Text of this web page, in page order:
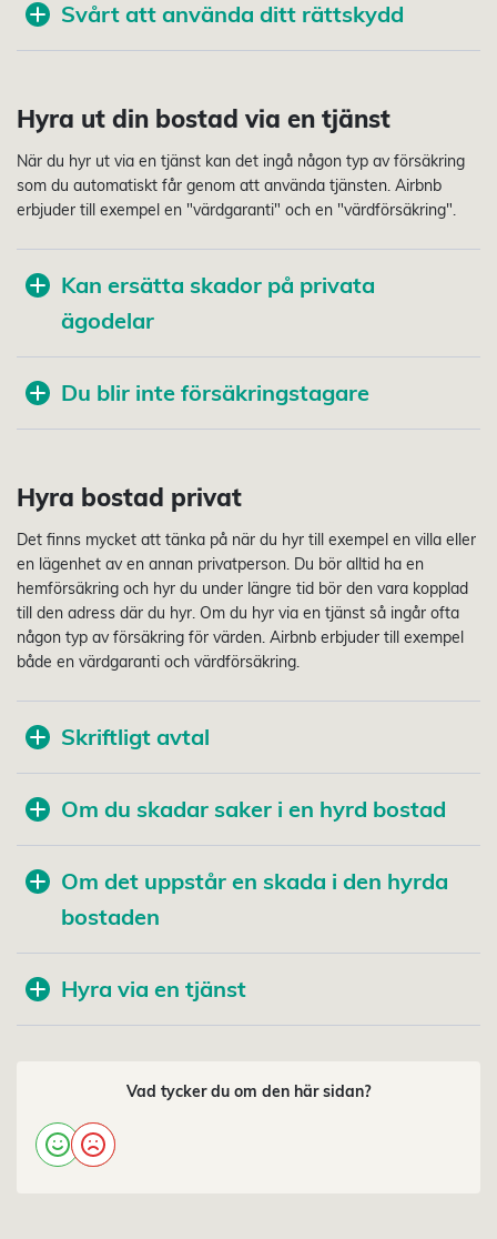
Svårt att använda ditt rättskydd
Hyra ut din bostad via en tjänst
När du hyr ut via en tjänst kan det ingå någon typ av försäkring
som du automatiskt får genom att använda tjänsten. Airbnb
erbjuder till exempel en "värdgaranti" och en "värdförsäkring".
Kan ersätta skador på privata
ägodelar
Du blir inte försäkringstagare
Hyra bostad privat
Det finns mycket att tänka på när du hyr till exempel en villa eller
en lägenhet av en annan privatperson. Du bör alltid ha en
hemförsäkring och hyr du under längre tid bör den vara kopplad
till den adress där du hyr. Om du hyr via en tjänst så ingår ofta
någon typ av försäkring för värden. Airbnb erbjuder till exempel
både en värdgaranti och värdförsäkring.
Skriftligt avtal
Om du skadar saker i en hyrd bostad
Om det uppstår en skada i den hyrda
bostaden
Hyra via en tjänst
Vad tycker du om den här sidan?